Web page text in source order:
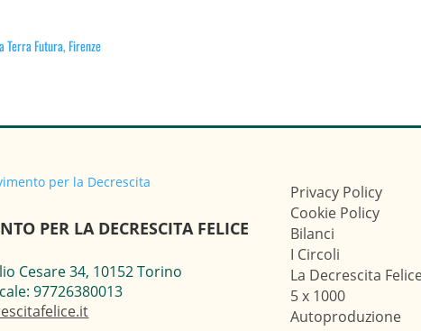
Terra Futura, Firenze
PER LA DECRESCITA FELICE
Cesare 34, 10152 Torino
97726380013
Privacy Policy
Cookie Policy
Bilanci
I Circoli
La Decrescita
5 x 1000
Autoproduzione